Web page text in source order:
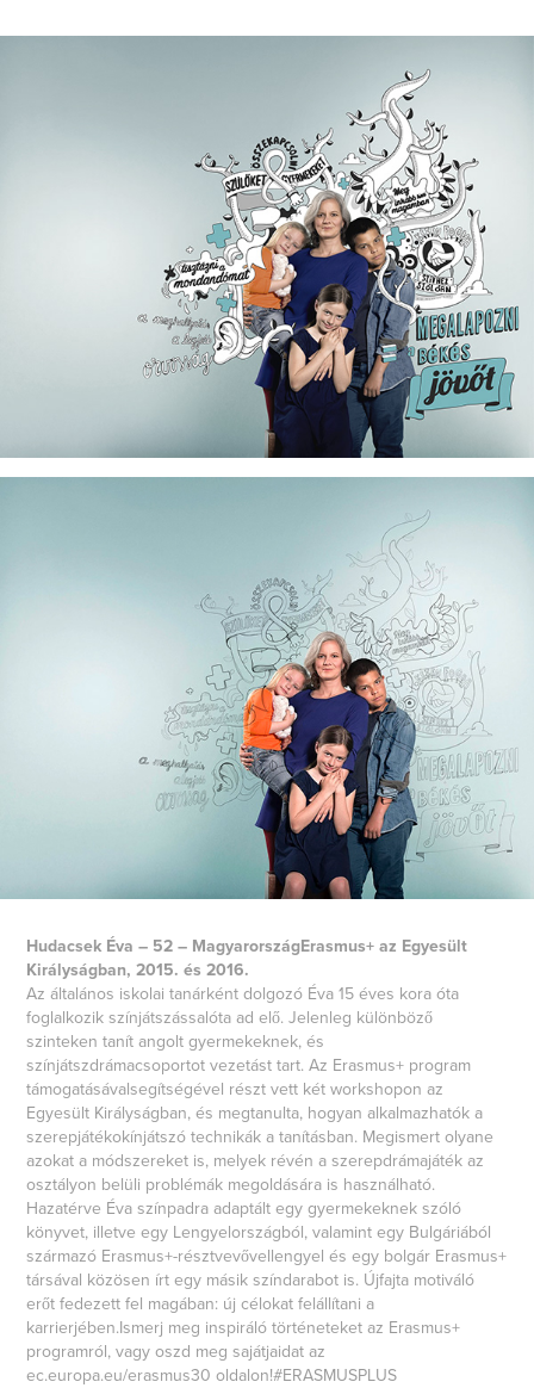
Hudacsek Éva – 52 – MagyarországErasmus+ az Egyesült
Királyságban, 2015. és 2016.
Az általános iskolai tanárként dolgozó Éva 15 éves kora óta
foglalkozik színjátszássalóta ad elő. Jelenleg különböző
szinteken tanít angolt gyermekeknek, és
színjátszdrámacsoportot vezetást tart. Az Erasmus+ program
támogatásávalsegítségével részt vett két workshopon az
Egyesült Királyságban, és megtanulta, hogyan alkalmazhatók a
szerepjátékokínjátszó technikák a tanításban. Megismert olyane
azokat a módszereket is, melyek révén a szerepdrámajáték az
osztályon belüli problémák megoldására is használható.
Hazatérve Éva színpadra adaptált egy gyermekeknek szóló
könyvet, illetve egy Lengyelországból, valamint egy Bulgáriából
származó Erasmus+-résztvevővellengyel és egy bolgár Erasmus+
társával közösen írt egy másik színdarabot is. Újfajta motiváló
erőt fedezett fel magában: új célokat felállítani a
karrierjében.Ismerj meg inspiráló történeteket az Erasmus+
programról, vagy oszd meg sajátjaidat az
ec.europa.eu/erasmus30 oldalon!#ERASMUSPLUS